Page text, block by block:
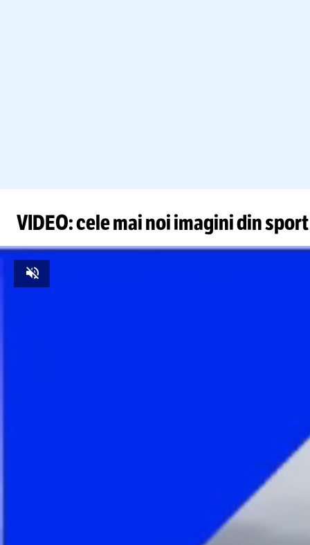
VIDEO: cele mai noi imagini din sport
Unmute